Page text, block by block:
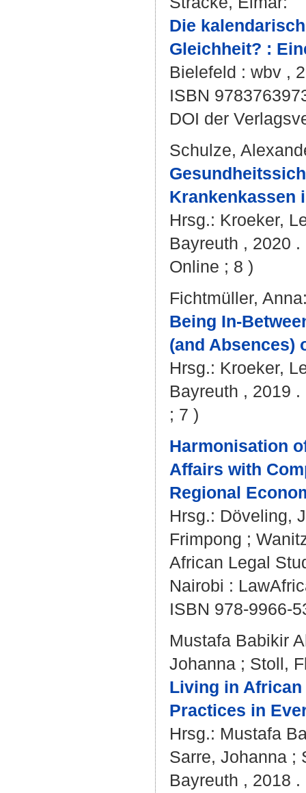
Die
Gleichheit? :
Bielefeld : wbv ,
ISBN
DOI der
Schulze,
Krankenkassen
Hrsg.: Kroeker,
Bayreuth , 2020
Online ; 8 )
Fichtmüller, Anna
Being In-
(and Absences)
Hrsg.: Kroeker,
Bayreuth , 2019
; 7 )
Harmonisation
Affairs with
Regional
Hrsg.: Döveling,
Frimpong ;
African Legal
Nairobi :
ISBN 978-9966-
Mustafa Babikir
Johanna ; Stoll,
Living in
Practices in
Hrsg.: Mustafa
Sarre, Johanna ;
Bayreuth , 2018